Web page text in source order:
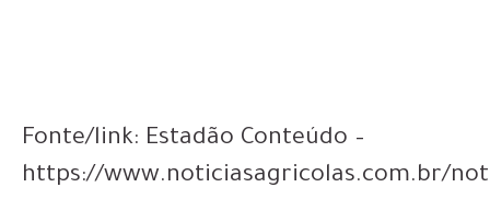
Fonte/link: Estadão Conteúdo –
https://www.noticiasagricolas.com.br/